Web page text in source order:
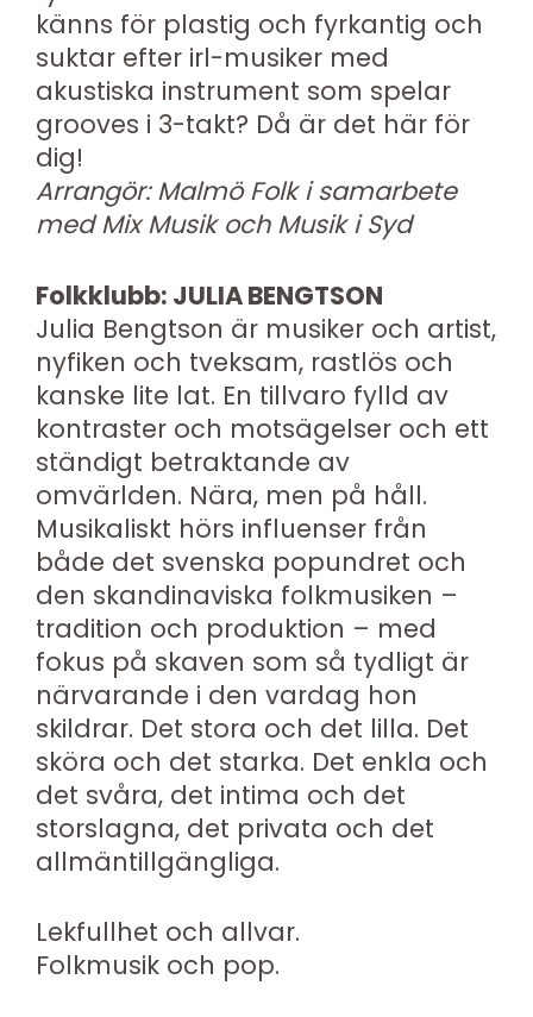
känns för plastig och fyrkantig och
suktar efter irl-musiker med
akustiska instrument som spelar
grooves i 3-takt? Då är det här för
dig!
Arrangör: Malmö Folk i samarbete
med Mix Musik och Musik i Syd
Folkklubb: JULIA BENGTSON
Julia Bengtson är musiker och artist,
nyfiken och tveksam, rastlös och
kanske lite lat. En tillvaro fylld av
kontraster och motsägelser och ett
ständigt betraktande av
omvärlden. Nära, men på håll.
Musikaliskt hörs influenser från
både det svenska popundret och
den skandinaviska folkmusiken –
tradition och produktion – med
fokus på skaven som så tydligt är
närvarande i den vardag hon
skildrar. Det stora och det lilla. Det
sköra och det starka. Det enkla och
det svåra, det intima och det
storslagna, det privata och det
allmäntillgängliga.
Lekfullhet och allvar.
Folkmusik och pop.